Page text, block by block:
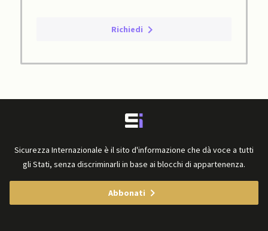
Richiedi
Sicurezza Internazionale è il sito d'informazione che dà voce a tutti
gli Stati, senza discriminarli in base ai blocchi di appartenenza.
Abbonati